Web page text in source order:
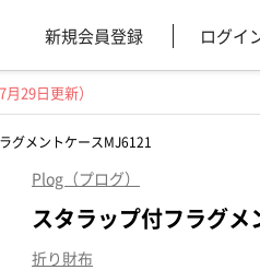
新規会員登録 ログイ
29日更新）
グメントケースMJ6121
Plog（プログ）
スタラップ付フラグ
折り財布